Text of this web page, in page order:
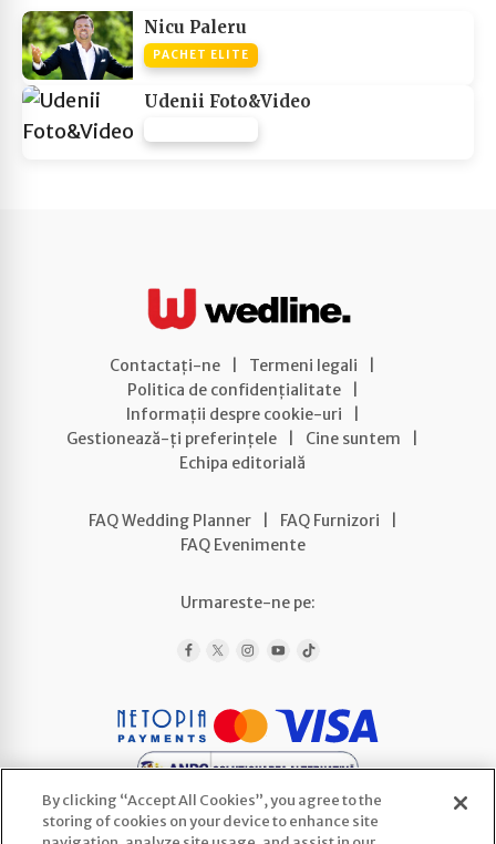
Nicu Paleru
PACHET ELITE
Udenii Foto&Video
Contactați-ne Termeni legali
Politica de confidențialitate
Informații despre cookie-uri
Gestionează-ți preferințele
Cine suntem
Echipa editorială
FAQ Wedding Planner FAQ Furnizori
FAQ Evenimente
Urmareste-ne pe:
By clicking “Accept All Cookies”, you agree to the
storing of cookies on your device to enhance site